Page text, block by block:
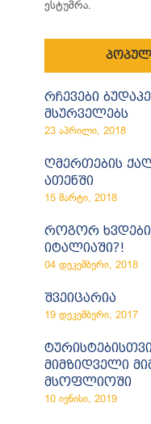
ესტუმრა.
რჩევები
მსურველებს
23 აპრილი, 2018
ღმერთების
ათენში
15 მარტი, 2018
როგორ
იტალიაში?!
04 დეკემბერი, 2018
შვეიცარია
19 დეკემბერი, 2017
მიმზიდველი
მსოფლიოში
10 ივნისი, 2019